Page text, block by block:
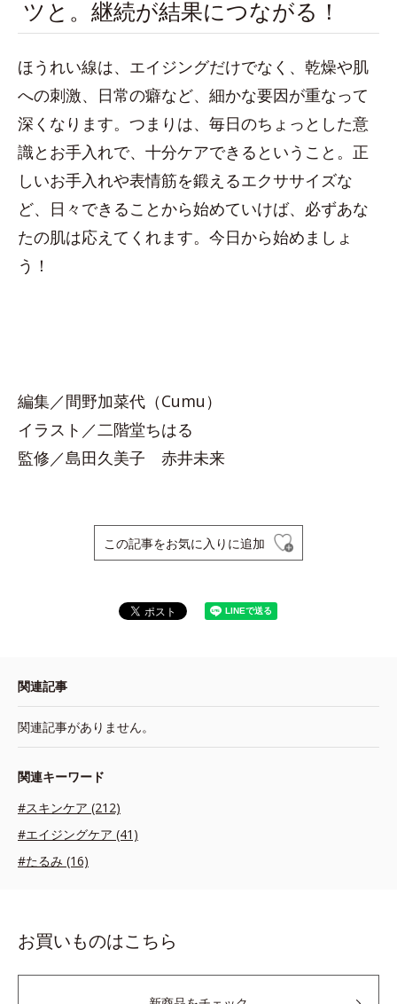
ツと。継続が結果につながる！
ほうれい線は、エイジングだけでなく、乾燥や肌
への刺激、日常の癖など、細かな要因が重なって
深くなります。つまりは、毎日のちょっとした意
識とお手入れで、十分ケアできるということ。正
しいお手入れや表情筋を鍛えるエクササイズな
ど、日々できることから始めていけば、必ずあな
たの肌は応えてくれます。今日から始めましょ
う！
編集／間野加菜代（Cumu）
イラスト／二階堂ちはる
監修／島田久美子 赤井未来
この記事をお気に入りに追加
関連記事
関連記事がありません。
関連キーワード
#スキンケア (212)
#エイジングケア (41)
#たるみ (16)
お買いものはこちら